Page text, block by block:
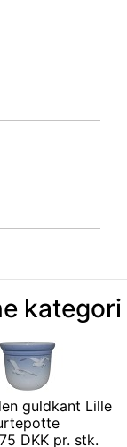
kategori
guldkant Lille
DKK pr. stk.